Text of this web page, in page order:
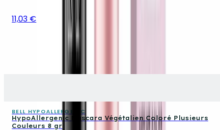
11,03 €
BELL HYPOALLERGENIC
HypoAllergenic Mascara Végétalien Coloré Plusieurs
Couleurs 8 gr